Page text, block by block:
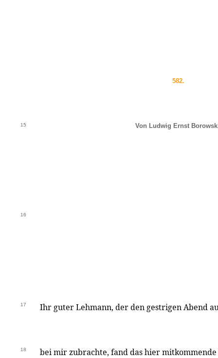
582.
15 Von Ludwig Ernst
16
17 Ihr guter Lehmann, der den gestrigen Abend
18 bei mir zubrachte, fand das hier mitkommende